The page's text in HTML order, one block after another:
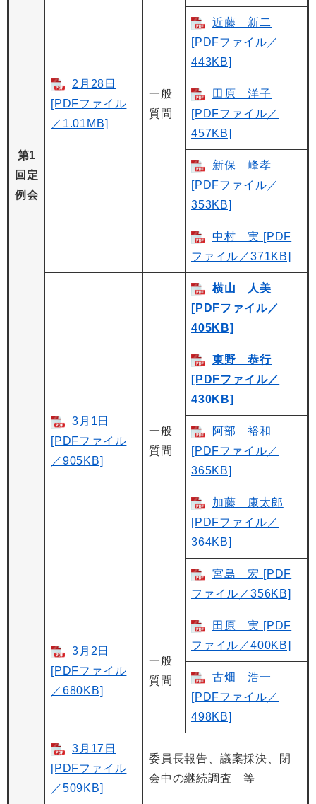
第1
回定
例会
2月28日
[PDFファイル
／1.01MB]
一般
質問
近藤 新二
[PDFファイル／
443KB]
田原 洋子
[PDFファイル／
457KB]
新保 峰孝
[PDFファイル／
353KB]
中村 実 [PDF
ファイル／371KB]
3月1日
[PDFファイル
／905KB]
一般
質問
横山 人美
[PDFファイル／
405KB]
東野 恭行
[PDFファイル／
430KB]
阿部 裕和
[PDFファイル／
365KB]
加藤 康太郎
[PDFファイル／
364KB]
宮島 宏 [PDF
ファイル／356KB]
3月2日
[PDFファイル
／680KB]
一般
質問
田原 実 [PDF
ファイル／400KB]
古畑 浩一
[PDFファイル／
498KB]
3月17日
[PDFファイル
／509KB]
委員長報告、議案採決、閉
会中の継続調査 等